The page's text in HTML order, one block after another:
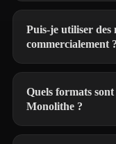
Puis-je utiliser des
commercialement ?
Quels formats
Monolithe ?